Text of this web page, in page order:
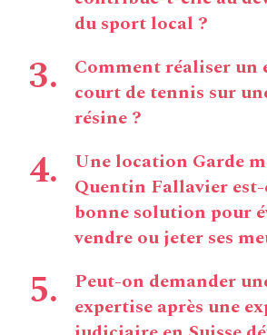
du sport local ?
Comment réaliser un
court de tennis sur
résine ?
Une location Garde
Quentin Fallavier
bonne solution pour
vendre ou jeter ses
Peut-on demander
expertise après une